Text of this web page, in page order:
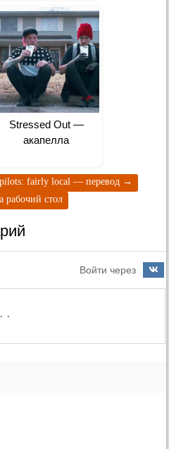
Stressed Out —
акапелла
fairly local — перевод →
рабочий стол
Войти через